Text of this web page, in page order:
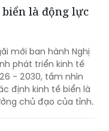
là động lực
mới ban hành Nghị
phát triển kinh tế
- 2030, tầm nhìn
định kinh tế biển là
chủ đạo của tỉnh.